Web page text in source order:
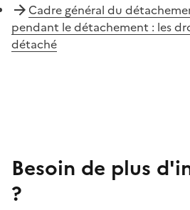
Cadre général du
pendant le détachement : les
détaché
Besoin de plus
?